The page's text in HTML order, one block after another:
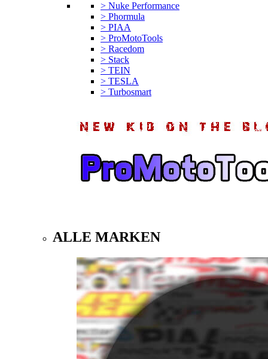
> Nuke Performance
> Phormula
> PIAA
> ProMotoTools
> Racedom
> Stack
> TEIN
> TESLA
> Turbosmart
ALLE MARKEN